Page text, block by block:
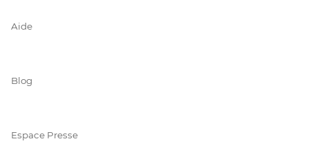
Aide
Blog
Espace Presse